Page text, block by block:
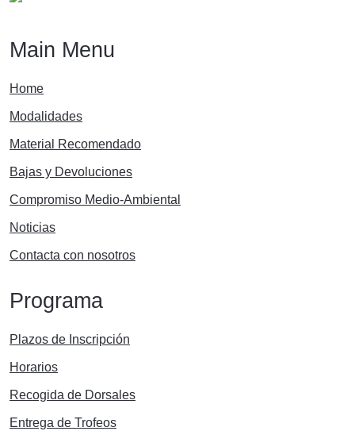
Main Menu
Home
Modalidades
Material Recomendado
Bajas y Devoluciones
Compromiso Medio-Ambiental
Noticias
Contacta con nosotros
Programa
Plazos de Inscripción
Horarios
Recogida de Dorsales
Entrega de Trofeos